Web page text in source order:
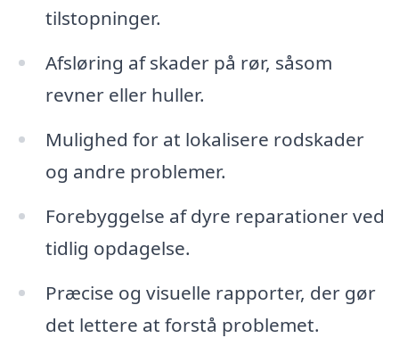
tilstopninger.
Afsløring af skader på rør, såsom
revner eller huller.
Mulighed for at lokalisere rodskader
og andre problemer.
Forebyggelse af dyre reparationer ved
tidlig opdagelse.
Præcise og visuelle rapporter, der gør
det lettere at forstå problemet.